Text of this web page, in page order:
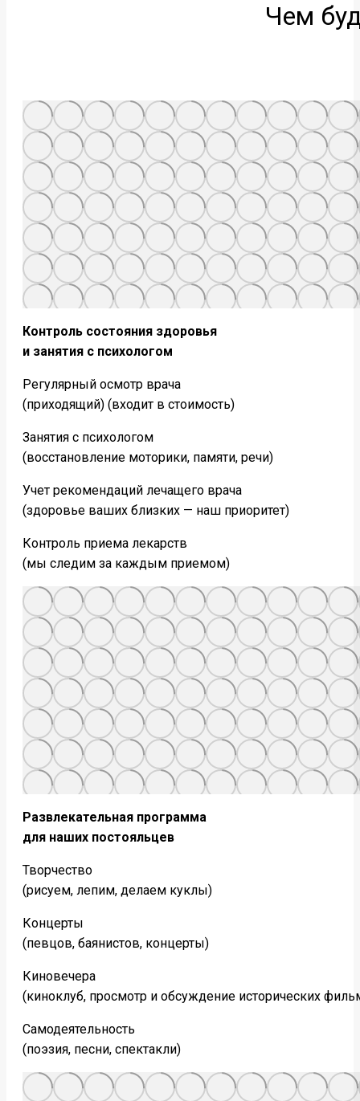
Чем
Контроль состояния здоровья
и занятия с психологом
Регулярный осмотр врача
(приходящий) (входит в стоимость)
Занятия с психологом
(восстановление моторики, памяти, речи)
Учет рекомендаций лечащего врача
(здоровье ваших близких — наш приоритет)
Контроль приема лекарств
(мы следим за каждым приемом)
Развлекательная программа
для наших постояльцев
Творчество
(рисуем, лепим, делаем куклы)
Концерты
(певцов, баянистов, концерты)
Киновечера
(киноклуб, просмотр и обсуждение исторических
Самодеятельность
(поэзия, песни, спектакли)